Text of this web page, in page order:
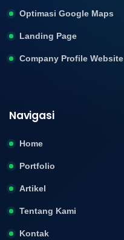
Optimasi Google Maps
Landing Page
Company Profile Website
Navigasi
Home
Portfolio
Artikel
Tentang Kami
Kontak